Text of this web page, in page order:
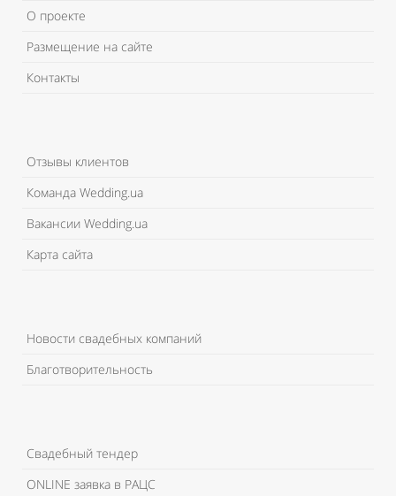
О проекте
Размещение на сайте
Контакты
Отзывы клиентов
Команда Wedding.ua
Вакансии Wedding.ua
Карта сайта
Новости свадебных компаний
Благотворительность
Свадебный тендер
ONLINE заявка в РАЦС